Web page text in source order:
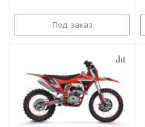
Под заказ